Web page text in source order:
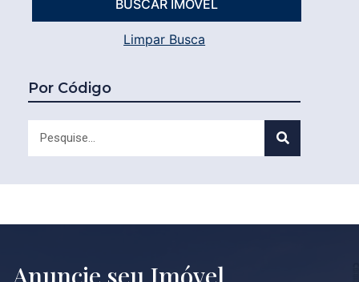
Limpar Busca
Por Código
Anuncie seu Imóvel